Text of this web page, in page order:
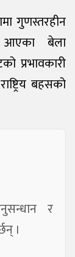
गुणस्तरहीन
आएका बेला
प्रभावकारी
बहसको
र
।